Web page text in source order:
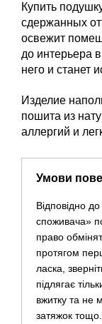
Купить
сдержанных
освежит
до интерьера
него и станет
Изделие
пошита из
аллергий и
Умови
Відповідно
споживача»
право
протягом
ласка,
підлягає
вжитку та не
затяжок